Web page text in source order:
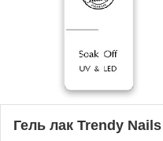
Гель лак Trendy